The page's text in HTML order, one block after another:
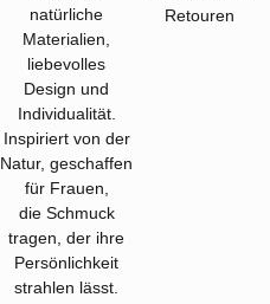
natürliche
Materialien,
liebevolles
Design und
Individualität.
Inspiriert von der
Natur, geschaffen
für Frauen,
die Schmuck
tragen, der ihre
Persönlichkeit
strahlen lässt.
Retouren